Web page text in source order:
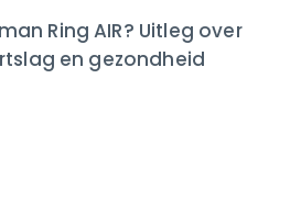
Ring AIR? Uitleg over
en gezondheid